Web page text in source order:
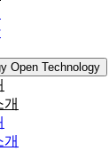
Open Technology
개
개